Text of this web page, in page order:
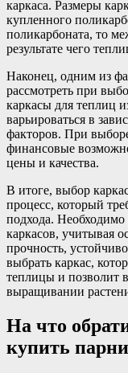
каркаса. Размеры
купленного
поликарбоната, то
результате чего
Наконец, одним из
рассмотреть при
каркасы для теплиц
варьироваться в
факторов. При
финансовые
цены и качества.
В итоге, выбор
процесс, который
подхода. Необходимо
каркасов, учитывая
прочность,
выбрать каркас,
теплицы и позволит
выращивании
На что
купить